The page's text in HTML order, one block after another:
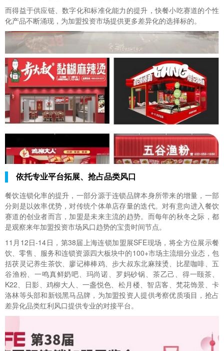
而得益于供应链、数字化和标准化能力的提升，快餐小吃赛道的个性
化产品不断涌现，为加盟投资市场提供更多差异化的选择标的。
依托专业平台拓展、抢占品类风口
餐饮连锁化率的提升，一部分源于连锁品牌本身所带来的增量，一部
分则是以效率优势，对传统个体单店存量的迭代。对有意向进入餐饮
赛道的创业者而言，加盟是未来主流的趋势。而每年的秋冬之际，都
是观察来年加盟投资市场风口趋势的宝贵时间节点。
11月12日-14日，第38届上海连锁加盟展SFE现场，将全方位展示餐
饮、零售、服务和连锁资源四大板块中的100+市场主流细分业态，包
括茯灵记养生茶饮、廖记棒棒鸡、步大叔东北麻辣烫、比星咖啡、五
谷渔粉、一鸣真鲜奶吧、玛尚诺、罗妈砂锅、茶乙己、得一颐茶、
K22、日影、鸡柳大人、一盏悦色、松月楼、智店客、梵花饰景、卡
洛林等头部和新锐黑马品牌，为加盟投资人提供考察优质项目，抢占
差异化品类红利风口提供专业的对接平台。